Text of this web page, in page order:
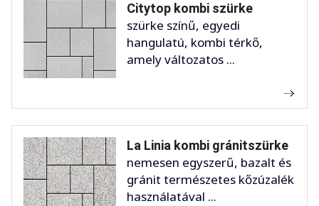
Citytop kombi szürke
szürke színű, egyedi
hangulatú, kombi térkő,
amely változatos ...
La Linia kombi gránitszürke
nemesen egyszerű, bazalt és
gránit természetes kőzúzalék
használatával ...